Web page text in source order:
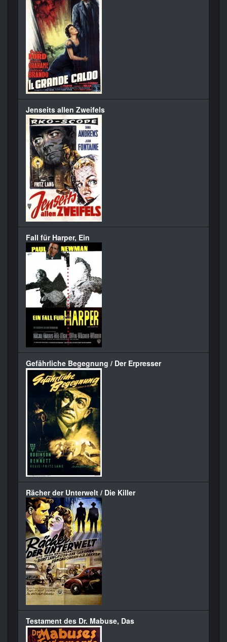
Jenseits allen Zweifels
Fall für Harper, Ein
Gefährliche Begegnung / Der Erpresser
Rächer der Unterwelt / Die Killer
Testament des Dr. Mabuse, Das